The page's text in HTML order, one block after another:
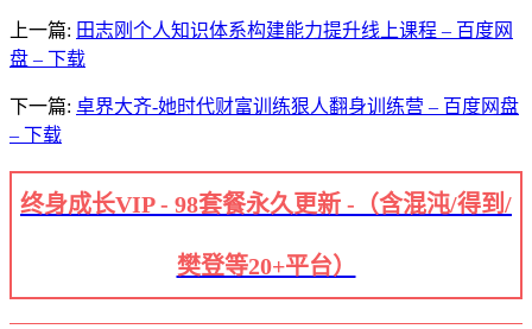
上一篇: 田志刚个人知识体系构建能力提升线上课程 – 百度网
盘 – 下载
下一篇: 卓界大齐-她时代财富训练狠人翻身训练营 – 百度网盘
– 下载
终身成长VIP - 98套餐永久更新 -（含混沌/得到/
樊登等20+平台）